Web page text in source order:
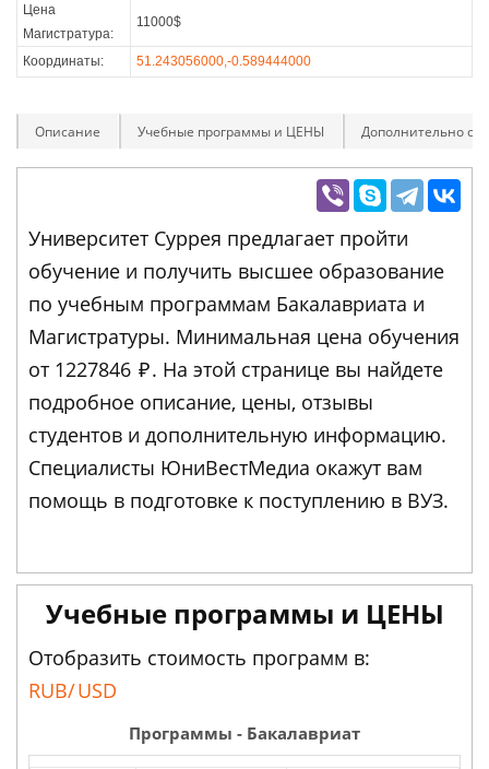
Цена
Магистратура:
11000$
Координаты: 51.243056000,-0.589444000
Описание Учебные программы и ЦЕНЫ Дополнительно
Университет Суррея предлагает пройти
обучение и получить высшее образование
по учебным программам Бакалавриата и
Магистратуры. Минимальная цена обучения
от 1227846 ₽. На этой странице вы найдете
подробное описание, цены, отзывы
студентов и дополнительную информацию.
Специалисты ЮниВестМедиа окажут вам
помощь в подготовке к поступлению в ВУЗ.
Учебные программы и ЦЕНЫ
Отобразить стоимость программ в:
RUB/USD
Программы - Бакалавриат